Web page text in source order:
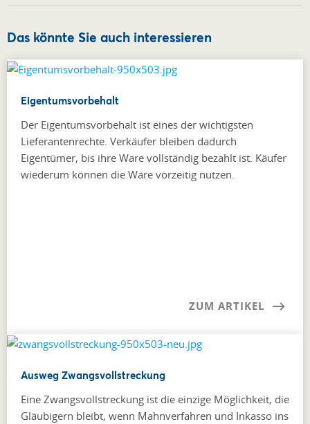
Das könnte Sie auch interessieren
Eigentumsvorbehalt
Der Eigentumsvorbehalt ist eines der wichtigsten
Lieferantenrechte. Verkäufer bleiben dadurch
Eigentümer, bis ihre Ware vollständig bezahlt ist. Käufer
wiederum können die Ware vorzeitig nutzen.
ZUM ARTIKEL
Ausweg Zwangsvollstreckung
Eine Zwangsvollstreckung ist die einzige Möglichkeit, die
Gläubigern bleibt, wenn Mahnverfahren und Inkasso ins